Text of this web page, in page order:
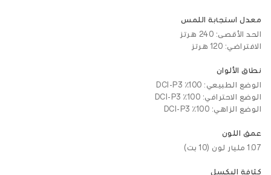
معدل استجابة اللمس
الحد الأقصى: 240 هرتز
الافتراضي: 120 هرتز
نطاق الألوان
الوضع الطبيعي: 100٪ DCI-P3
الوضع الاحترافي: 100٪ DCI-P3
الوضع الزاهي: 100٪ DCI-P3
عمق اللون
1.07 مليار لون (10 بت)
كثافة البكسل